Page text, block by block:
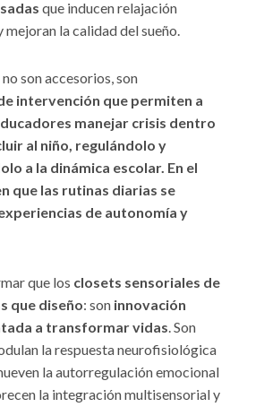
que inducen relajación
la calidad del sueño.
son accesorios, son
intervención que permiten a
manejar crisis dentro
al niño, regulándolo y
a la dinámica escolar. En el
que las rutinas diarias se
de autonomía y
que los closets sensoriales de
que diseño: son innovación
a transformar vidas. Son
la respuesta neurofisiológica
la autorregulación emocional
la integración multisensorial y